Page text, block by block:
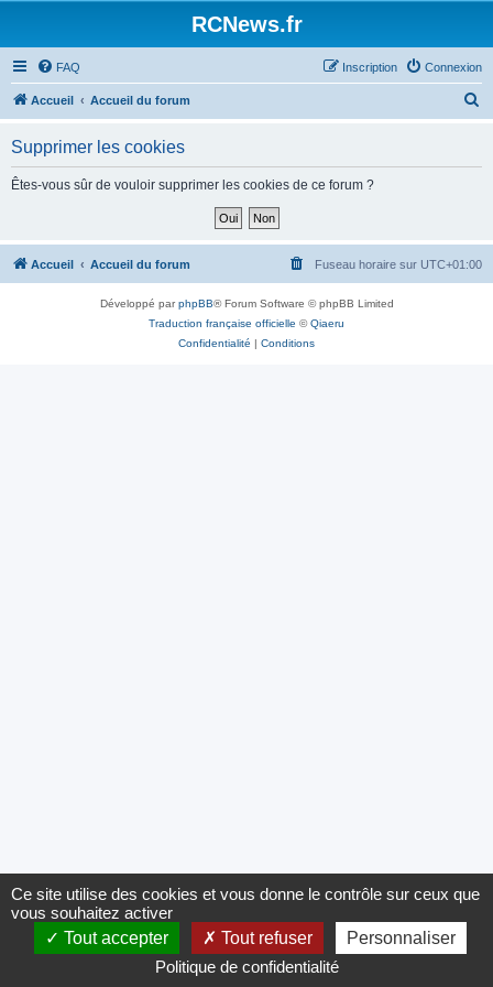
RCNews.fr
FAQ Connexion
Inscription
Accueil Accueil du forum
h
Supprimer les cookies
Êtes-vous sûr de vouloir supprimer les cookies de ce forum ?
Accueil Accueil du forum Fuseau horaire sur UTC+01:00
Développé parphpBB® Forum Software © phpBB Limited
Traduction française officielle ©Qiaeru
Confidentialité | Conditions
Panneau de gestion des cookies
Ce site utilise des cookies et vous donne le contrôle sur ceux que
vous souhaitez activer
Tout accepter
Tout refuser
Personnaliser
Politique de confidentialité